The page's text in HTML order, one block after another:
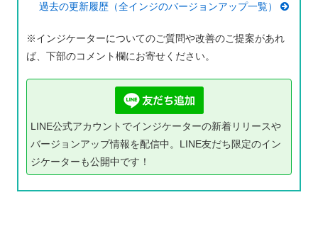
過去の更新履歴（全インジのバージョンアップ一覧）
※インジケーターについてのご質問や改善のご提案があれ
ば、下部のコメント欄にお寄せください。
LINE公式アカウントでインジケーターの新着リリースや
バージョンアップ情報を配信中。LINE友だち限定のイン
ジケーターも公開中です！